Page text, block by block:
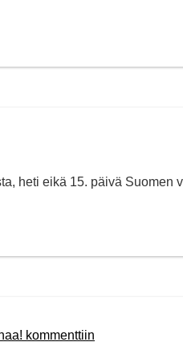
heti eikä 15. päivä Suomen
kommenttiin